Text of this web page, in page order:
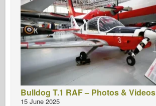
Bulldog T.1 RAF – Photos & Videos
15 June 2025